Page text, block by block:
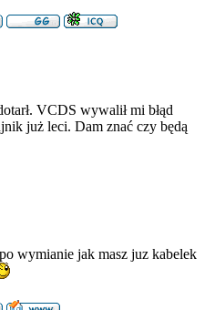
VCDS wywalił mi błąd
już leci. Dam znać czy będą
wymianie jak masz juz kabelek